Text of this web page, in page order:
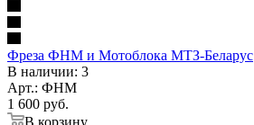
Фреза ФНМ и Мотоблока МТЗ-Беларус
В наличии: 3
Арт.: ФНМ
1 600 руб.
В корзину